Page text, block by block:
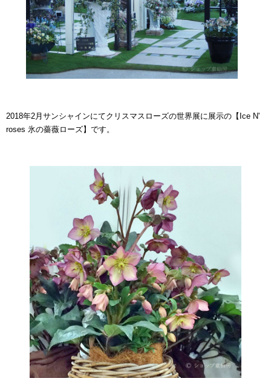
2018年2月サンシャインにてクリスマスローズの世界展に展示の【Ice N'
roses 氷の薔薇ローズ】です。